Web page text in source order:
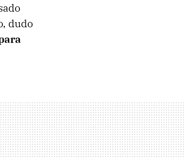
dudo